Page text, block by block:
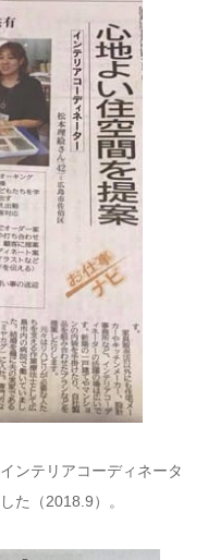
ンテリアコーディネータ
た（2018.9）。